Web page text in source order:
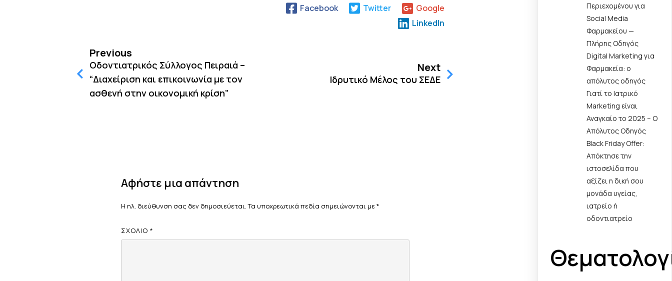
Facebook Twitter
Google
LinkedIn
Previous
Οδοντιατρικός Σύλλογος Πειραιά –
“Διαχείριση και επικοινωνία με τον
ασθενή στην οικονομική κρίση”
Next
Ιδρυτικό Μέλος του ΣΕΔΕ
Αφήστε μια απάντηση
Η ηλ. διεύθυνση σας δεν δημοσιεύεται. Τα υποχρεωτικά πεδία σημειώνονται με*
ΣΧΌΛΙΟ*
Περιεχομένου για
Social Media
Φαρμακείου —
Πλήρης Οδηγός
Digital Marketing για
Φαρμακεία: ο
απόλυτος οδηγός
Γιατί το Ιατρικό
Marketing είναι
Αναγκαίο το 2025 – Ο
Απόλυτος Οδηγός
Black Friday Offer:
Απόκτησε την
ιστοσελίδα που
αξίζει η δική σου
μονάδα υγείας,
ιατρείο ή
οδοντιατρείο